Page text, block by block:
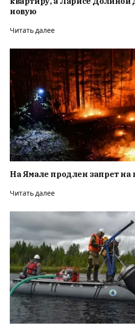
новую
Читать далее
На Ямале продлен запрет на
Читать далее